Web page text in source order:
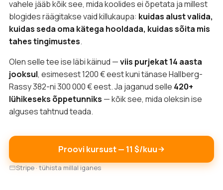
vahele jääb kõik see, mida koolides ei õpetata ja millest
blogides räägitakse vaid killukaupa: kuidas alust valida,
kuidas seda oma kätega hooldada, kuidas sõita mis
tahes tingimustes.
Olen selle tee ise läbi käinud —viis purjekat 14 aasta
jooksul, esimesest 1200 € eest kuni tänase Hallberg-
Rassy 382-ni 300 000 € eest. Ja jaganud selle 420+
lühikeseks õppetunniks — kõik see, mida oleksin ise
alguses tahtnud teada.
Proovi kursust — 11 $/kuu
Stripe · tühista millal iganes